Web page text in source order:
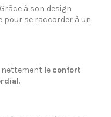
à son design
pour se raccorder à un
nettement le confort
.